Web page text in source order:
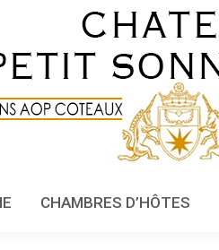
CHAMBRES D’HÔTES